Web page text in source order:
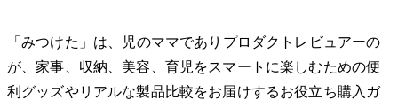
「みつけた」は、2児のママでありプロダクトレビュアーのMio
が、家事、収納、美容、育児をスマートに楽しむための便
利グッズやリアルな製品比較をお届けするお役立ち購入ガ